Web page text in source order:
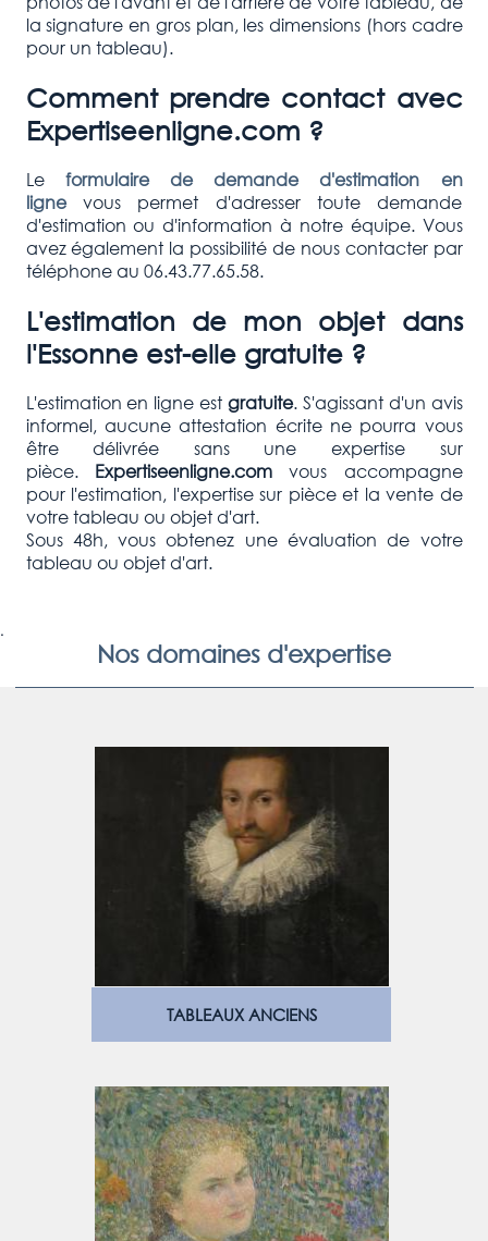
la signature en gros plan, les dimensions (hors cadre
pour un tableau).
Comment prendre contact avec
Expertiseenligne.com ?
Le formulaire de demande d'estimation en
lignevous permet d'adresser toute demande
d'estimation ou d'information à notre équipe. Vous
avez également la possibilité de nous contacter par
téléphone au 06.43.77.65.58.
L'estimation de mon objet dans
l'Essonne est-elle gratuite ?
L'estimation en ligne est gratuite. S'agissant d'un avis
informel, aucune attestation écrite ne pourra vous
être délivrée sans une expertise sur
pièce. Expertiseenligne.comvous accompagne
pour l'estimation, l'expertise sur pièce et la vente de
votre tableau ou objet d'art.
Sous 48h, vous obtenez une évaluation de votre
tableau ou objet d'art.
.
Nos domaines d'expertise
TABLEAUX ANCIENS